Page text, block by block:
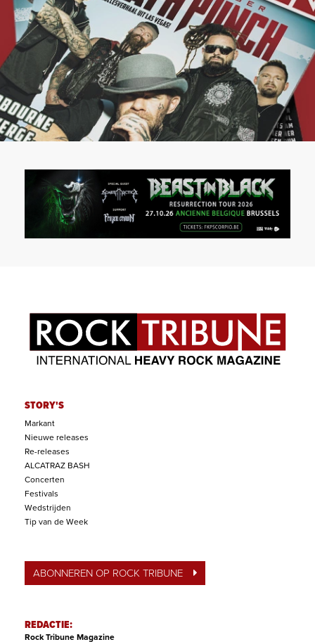
STORY'S
Markant
Nieuwe releases
Re-releases
ALCATRAZ BASH
Concerten
Festivals
Wedstrijden
Tip van de Week
ABONNEREN OP ROCK TRIBUNE
REDACTIE:
Rock Tribune Magazine